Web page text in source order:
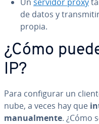
de datos y
propia.
¿Cómo
IP?
Para co­n­fi­gu­rar un
nube, a veces hay que
ma­nua­l­me­n­te. ¿Cómo